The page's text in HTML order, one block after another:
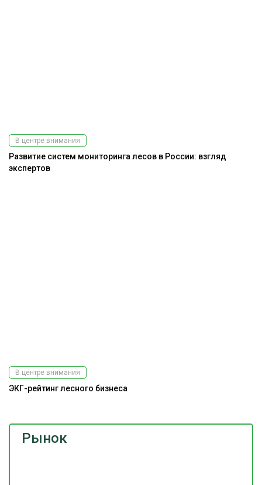
Рынок
В центре внимания
Развитие систем мониторинга лесов в России: взгляд
экспертов
В центре внимания
ЭКГ-рейтинг лесного бизнеса